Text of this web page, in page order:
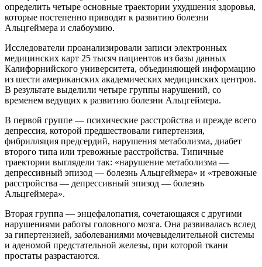
определить четыре основные траектории ухудшения здоровья,
которые постепенно приводят к развитию болезни
Альцгеймера и слабоумию.
Исследователи проанализировали записи электронных
медицинских карт 25 тысяч пациентов из базы данных
Калифорнийского университета, объединяющей информацию
из шести американских академических медицинских центров.
В результате выделили четыре группы нарушений, со
временем ведущих к развитию болезни Альцгеймера.
В первой группе — психические расстройства и прежде всего
депрессия, которой предшествовали гипертензия,
фибрилляция предсердий, нарушения метаболизма, диабет
второго типа или тревожные расстройства. Типичные
траектории выглядели так: «нарушение метаболизма —
депрессивный эпизод — болезнь Альцгеймера» и «тревожные
расстройства — депрессивный эпизод — болезнь
Альцгеймера».
Вторая группа — энцефалопатия, сочетающаяся с другими
нарушениями работы головного мозга. Она развивалась вслед
за гипертензией, заболеваниями мочевыделительной системы
и аденомой предстательной железы, при которой ткани
простаты разрастаются.